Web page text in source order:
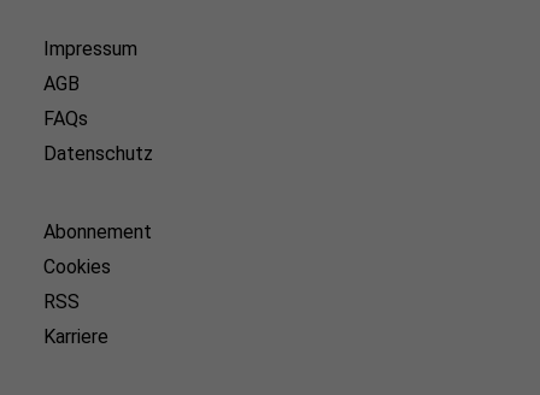
Impressum
AGB
FAQs
Datenschutz
Abonnement
Cookies
RSS
Karriere